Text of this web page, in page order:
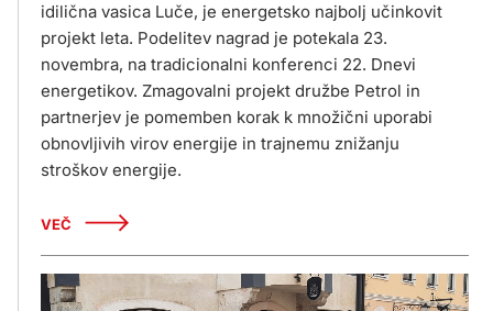
idilična vasica Luče, je energetsko najbolj učinkovit
projekt leta. Podelitev nagrad je potekala 23.
novembra, na tradicionalni konferenci 22. Dnevi
energetikov. Zmagovalni projekt družbe Petrol in
partnerjev je pomemben korak k množični uporabi
obnovljivih virov energije in trajnemu znižanju
stroškov energije.
VEČ